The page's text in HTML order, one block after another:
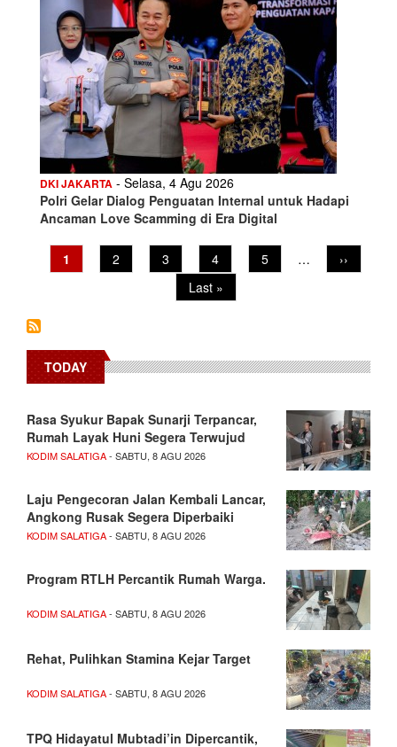
DKI JAKARTA - Selasa, 4 Agu 2026
Polri Gelar Dialog Penguatan Internal untuk Hadapi
Ancaman Love Scamming di Era Digital
Pagination
Current
page
1 Page
2 Page
3 Page
4 Page
5 …
Next
page
››
Last
page
Last »
TODAY
Rasa Syukur Bapak Sunarji Terpancar,
Rumah Layak Huni Segera Terwujud
KODIM SALATIGA- SABTU, 8 AGU 2026
Laju Pengecoran Jalan Kembali Lancar,
Angkong Rusak Segera Diperbaiki
KODIM SALATIGA- SABTU, 8 AGU 2026
Program RTLH Percantik Rumah Warga.
KODIM SALATIGA- SABTU, 8 AGU 2026
Rehat, Pulihkan Stamina Kejar Target
KODIM SALATIGA- SABTU, 8 AGU 2026
TPQ Hidayatul Mubtadi’in Dipercantik,